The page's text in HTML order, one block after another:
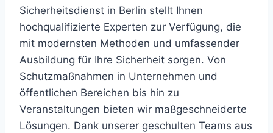
Sicherheitsdienst in Berlin stellt Ihnen
hochqualifizierte Experten zur Verfügung, die
mit modernsten Methoden und umfassender
Ausbildung für Ihre Sicherheit sorgen. Von
Schutzmaßnahmen in Unternehmen und
öffentlichen Bereichen bis hin zu
Veranstaltungen bieten wir maßgeschneiderte
Lösungen. Dank unserer geschulten Teams aus